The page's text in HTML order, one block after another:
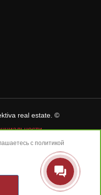
real estate . ©
товарная марка в
эксклюзивное право
на территории России
Сделки с гарантией» на
с правообладателем ООО
с политикой